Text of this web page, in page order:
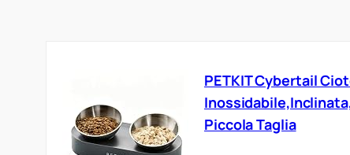
PETKIT Cybertail
Piccola Taglia